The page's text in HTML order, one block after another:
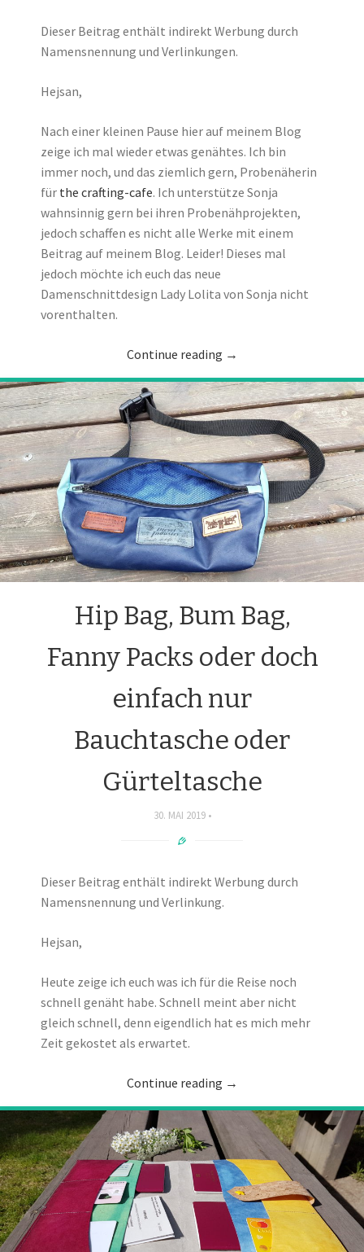
Dieser Beitrag enthält indirekt Werbung durch
Namensnennung und Verlinkungen.
Hejsan,
Nach einer kleinen Pause hier auf meinem Blog
zeige ich mal wieder etwas genähtes. Ich bin
immer noch, und das ziemlich gern, Probenäherin
für the crafting-cafe. Ich unterstütze Sonja
wahnsinnig gern bei ihren Probenähprojekten,
jedoch schaffen es nicht alle Werke mit einem
Beitrag auf meinem Blog. Leider! Dieses mal
jedoch möchte ich euch das neue
Damenschnittdesign Lady Lolita von Sonja nicht
vorenthalten.
Continue reading →
Hip Bag, Bum Bag,
Fanny Packs oder doch
einfach nur
Bauchtasche oder
Gürteltasche
30. MAI 2019
Dieser Beitrag enthält indirekt Werbung durch
Namensnennung und Verlinkung.
Hejsan,
Heute zeige ich euch was ich für die Reise noch
schnell genäht habe. Schnell meint aber nicht
gleich schnell, denn eigendlich hat es mich mehr
Zeit gekostet als erwartet.
Continue reading →